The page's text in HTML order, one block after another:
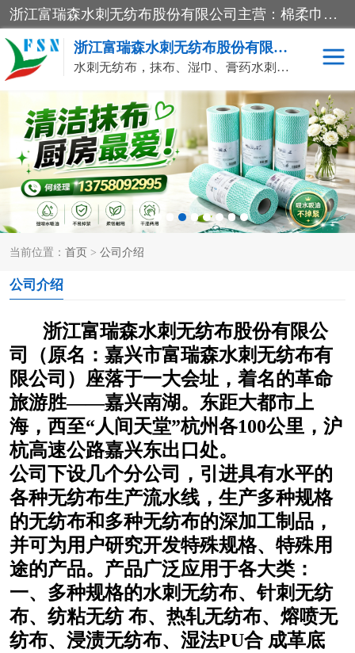
浙江富瑞森水刺无纺布股份有限公司主营：棉柔巾水刺无纺布、水刺布、水刺无纺布、膏药水刺无纺布、清洁抹布、湿巾、针刺无纺布、珍珠纹水刺无纺布、无纺布清洁抹布等产品。浙江富瑞森水刺无纺布股份有限公司积倡导由工程师全面负责生产工艺、产品质量检测的管理模式，通过ISO9001质量体系认证。
浙江富瑞森水刺无纺布股份有限公司
水刺无纺布，抹布、湿巾、膏药水刺无纺布、棉柔巾水刺无纺布、水刺布
当前位置： 首页 > 公司介绍
公司介绍
浙江富瑞森水刺无纺布股份有限公
司（原名：嘉兴市富瑞森水刺无纺布有
限公司）座落于一大会址，着名的革命
旅游胜——嘉兴南湖。东距大都市上
海，西至“人间天堂”杭州各100公里，沪
杭高速公路嘉兴东出口处。
公司下设几个分公司，引进具有水平的
各种无纺布生产流水线，生产多种规格
的无纺布和多种无纺布的深加工制品，
并可为用户研究开发特殊规格、特殊用
途的产品。产品广泛应用于各大类：
一、多种规格的水刺无纺布、针刺无纺
布、纺粘无纺 布、热轧无纺布、熔喷无
纺布、浸渍无纺布、湿法PU合 成革底
水刺布 巴布贴水刺布
PVC革基布 无纺布清洁抹布
防护口罩帽子床单 抗菌等功能性产品
多种清洁尘掸
洁面巾水刺无纺布
膏药水刺无纺布 湿巾
棉柔巾水刺无纺布 印花压花复合布
水刺无纺布 地拖布
懒人抹布 清洁抹布